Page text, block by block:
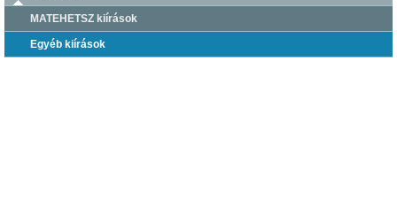
MATEHETSZ kiírások
Egyéb kiírások